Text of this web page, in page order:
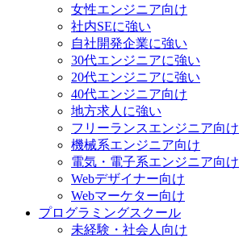
女性エンジニア向け
社内SEに強い
自社開発企業に強い
30代エンジニアに強い
20代エンジニアに強い
40代エンジニア向け
地方求人に強い
フリーランスエンジニア向け
機械系エンジニア向け
電気・電子系エンジニア向け
Webデザイナー向け
Webマーケター向け
プログラミングスクール
未経験・社会人向け